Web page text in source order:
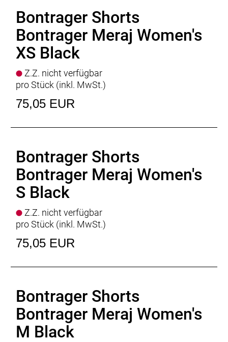
Bontrager Shorts
Bontrager Meraj Women's
XS Black
Z.Z. nicht verfügbar
pro Stück (inkl. MwSt.)
75,05 EUR
Bontrager Shorts
Bontrager Meraj Women's
S Black
Z.Z. nicht verfügbar
pro Stück (inkl. MwSt.)
75,05 EUR
Bontrager Shorts
Bontrager Meraj Women's
M Black